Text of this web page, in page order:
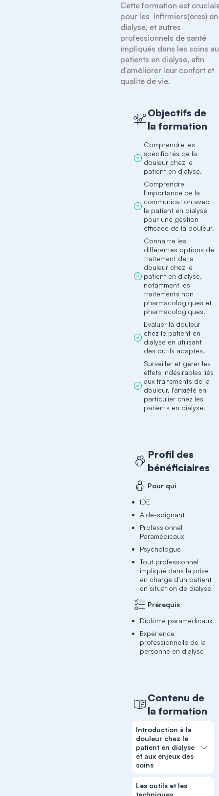
Cette formation est
pour les  infirmiers(ères) en
dialyse, et autres
professionnels de santé
impliqués dans les soins
patients en dialyse, afin
d'améliorer leur confort et
qualité de vie.
Objectifs de
la formation
Comprendre les
spécificités de la
douleur chez le
patient en dialyse.
Comprendre
l'importance de la
communication avec
le patient en dialyse
pour une gestion
efficace de la douleur.
Connaitre les
différentes options de
traitement de la
douleur chez le
patient en dialyse,
notamment les
traitements non
pharmacologiques et
pharmacologiques.
Evaluer la douleur
chez le patient en
dialyse en utilisant
des outils adaptés.
Surveiller et gérer les
effets indésirables liés
aux traitements de la
douleur, l'anxiété en
particulier chez les
patients en dialyse.
Profil des
bénéficiaires
Pour qui
IDE
Aide-soignant
Professionnel
Paramédicaux
Psychologue
Tout professionnel
impliqué dans la prise
en charge d'un patient
en situation de dialyse
Prérequis
Diplôme paramédicaux
Expérience
professionnelle de la
personne en dialyse
Contenu de
la formation
Introduction à la
douleur chez le
patient en dialyse
et aux enjeux des
soins
Les outils et les
techniques